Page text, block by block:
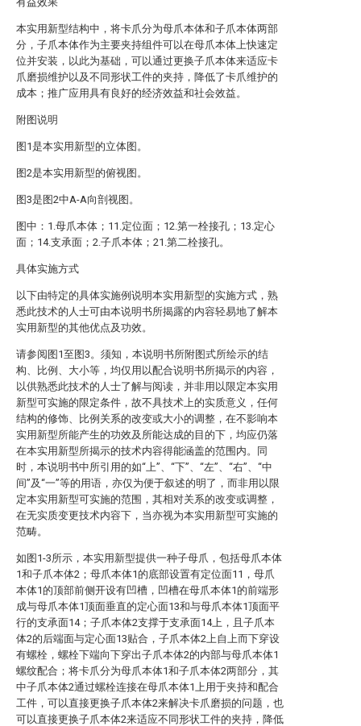
本实用新型结构中，将卡爪分为母爪本体和子爪本体两部
分，子爪本体作为主要夹持组件可以在母爪本体上快速定
位并安装，以此为基础，可以通过更换子爪本体来适应卡
爪磨损维护以及不同形状工件的夹持，降低了卡爪维护的
成本；推广应用具有良好的经济效益和社会效益。
附图说明
图1是本实用新型的立体图。
图2是本实用新型的俯视图。
图3是图2中A-A向剖视图。
图中：1.母爪本体；11.定位面；12.第一栓接孔；13.定心
面；14.支承面；2.子爪本体；21.第二栓接孔。
具体实施方式
以下由特定的具体实施例说明本实用新型的实施方式，熟
悉此技术的人士可由本说明书所揭露的内容轻易地了解本
实用新型的其他优点及功效。
请参阅图1至图3。须知，本说明书所附图式所绘示的结
构、比例、大小等，均仅用以配合说明书所揭示的内容，
以供熟悉此技术的人士了解与阅读，并非用以限定本实用
新型可实施的限定条件，故不具技术上的实质意义，任何
结构的修饰、比例关系的改变或大小的调整，在不影响本
实用新型所能产生的功效及所能达成的目的下，均应仍落
在本实用新型所揭示的技术内容得能涵盖的范围内。同
时，本说明书中所引用的如“上”、“下”、“左”、“右”、“中
间”及“一”等的用语，亦仅为便于叙述的明了，而非用以限
定本实用新型可实施的范围，其相对关系的改变或调整，
在无实质变更技术内容下，当亦视为本实用新型可实施的
范畴。
如图1-3所示，本实用新型提供一种子母爪，包括母爪本体
1和子爪本体2；母爪本体1的底部设置有定位面11，母爪
本体1的顶部前侧开设有凹槽，凹槽在母爪本体1的前端形
成与母爪本体1顶面垂直的定心面13和与母爪本体1顶面平
行的支承面14；子爪本体2支撑于支承面14上，且子爪本
体2的后端面与定心面13贴合，子爪本体2上自上而下穿设
有螺栓，螺栓下端向下穿出子爪本体2的内部与母爪本体1
螺纹配合；将卡爪分为母爪本体1和子爪本体2两部分，其
中子爪本体2通过螺栓连接在母爪本体1上用于夹持和配合
工件，可以直接更换子爪本体2来解决卡爪磨损的问题，也
可以直接更换子爪本体2来适应不同形状工件的夹持，降低